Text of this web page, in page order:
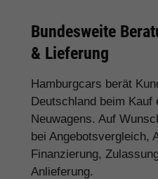
Bundesweite
& Lieferung
Hamburgcars berät
Deutschland beim Kauf
Neuwagens. Auf
bei Angebotsvergleich,
Finanzierung,
Anlieferung.